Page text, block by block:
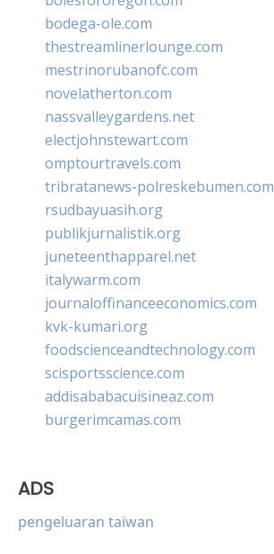
bodega-ole.com
thestreamlinerlounge.com
mestrinorubanofc.com
novelatherton.com
nassvalleygardens.net
electjohnstewart.com
omptourtravels.com
tribratanews-polreskebumen.com
rsudbayuasih.org
publikjurnalistik.org
juneteenthapparel.net
italywarm.com
journaloffinanceeconomics.com
kvk-kumari.org
foodscienceandtechnology.com
scisportsscience.com
addisababacuisineaz.com
burgerimcamas.com
ADS
pengeluaran taiwan